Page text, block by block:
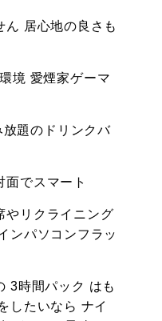
ん 居心地の良さも
境 愛煙家ゲーマ
題のドリンクバ
面でスマート
やリクライニング
ンパソコンフラッ
3時間パック はも
したいなら ナイ